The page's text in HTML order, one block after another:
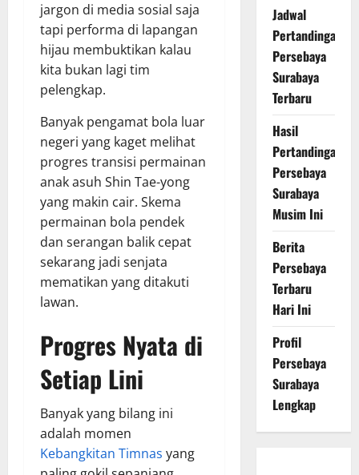
jargon di media sosial saja
tapi performa di lapangan
hijau membuktikan kalau
kita bukan lagi tim
pelengkap.
Banyak pengamat bola luar
negeri yang kaget melihat
progres transisi permainan
anak asuh Shin Tae-yong
yang makin cair. Skema
permainan bola pendek
dan serangan balik cepat
sekarang jadi senjata
mematikan yang ditakuti
lawan.
Progres Nyata di
Setiap Lini
Banyak yang bilang ini
adalah momen
Kebangkitan Timnas yang
Jadwal
Pertandingan
Persebaya
Surabaya
Terbaru
Hasil
Pertandingan
Persebaya
Surabaya
Musim Ini
Berita
Persebaya
Terbaru
Hari Ini
Profil
Persebaya
Surabaya
Lengkap